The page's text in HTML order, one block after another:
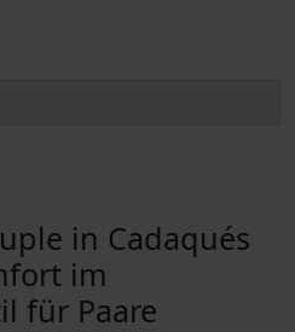
in Cadaqués
im
für Paare